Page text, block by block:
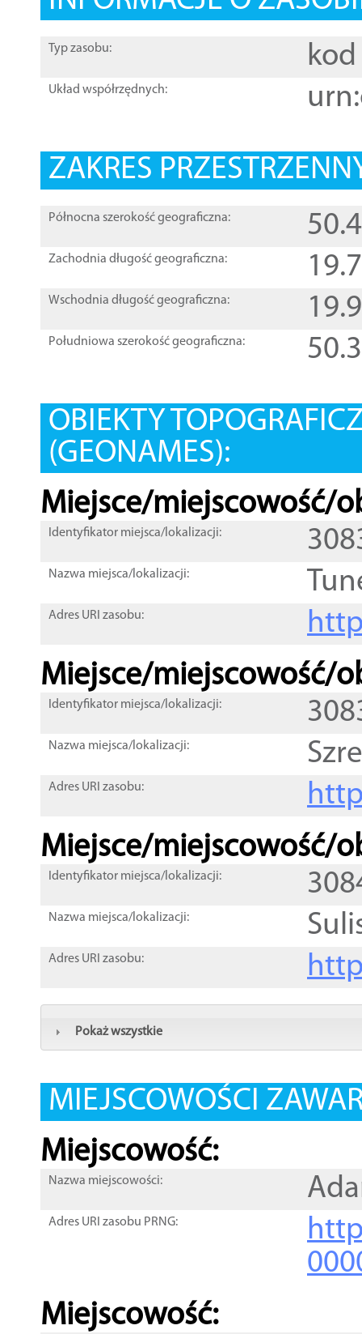
Typ zasobu: kod
Układ współrzędnych:
ZAKRES
Północna szerokość geograficzna:
Zachodnia długość geograficzna:
Wschodnia długość geograficzna:
Południowa szerokość geograficzna:
OBIEKTY
(GEONAMES):
Miejsce/miejscowość/
Identyfikator miejsca/lokalizacji:
Nazwa miejsca/lokalizacji:
Adres URI zasobu:
Miejsce/miejscowość/
Identyfikator miejsca/lokalizacji:
Nazwa miejsca/lokalizacji:
Adres URI zasobu:
Miejsce/miejscowość/
Identyfikator miejsca/lokalizacji:
Nazwa miejsca/lokalizacji:
Adres URI zasobu:
Pokaż wszystkie
MIEJSCOWOŚCI
Miejscowość:
Nazwa miejscowości:
Adres URI zasobu PRNG:
Miejscowość: